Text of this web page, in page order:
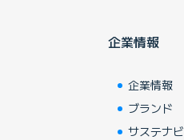
企業情報
企業情報
ブランド
サステナ